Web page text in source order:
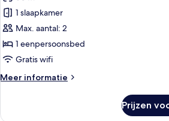
kamer
laden
1 slaapkamer
Max. aantal: 2
1 eenpersoonsbed
Gratis wifi
Meer informatie
Meer
Prijzen